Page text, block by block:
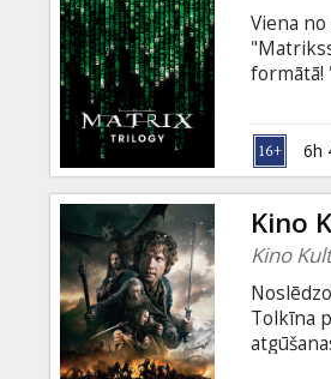
Viena
formātā!
ar
cilvēci6h
Kino
Kino
Tolkīna